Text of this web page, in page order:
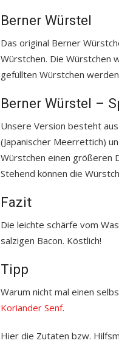
Berner Würstel
Das original Berner
Würstchen. Die Würstchen
gefüllten Würstchen
Berner Würstel –
Unsere Version besteht
(Japanischer Meerrettich)
Würstchen einen größeren
Stehend können die
Fazit
Die leichte schärfe vom
salzigen Bacon. Köstlich!
Tipp
Warum nicht mal einen
Koriander Senf.
Hier die Zutaten bzw.